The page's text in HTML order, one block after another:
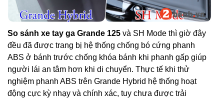
So sánh xe tay ga Grande 125 và SH Mode thì giờ đây
đều đã được trang bị hệ thống chống bó cứng phanh
ABS ở bánh trước chống khóa bánh khi phanh gấp giúp
người lái an tâm hơn khi di chuyển. Thực tế khi thử
nghiệm phanh ABS trên Grande Hybrid hệ thống hoạt
động cực kỳ nhạy và chính xác, tuy chưa được trải